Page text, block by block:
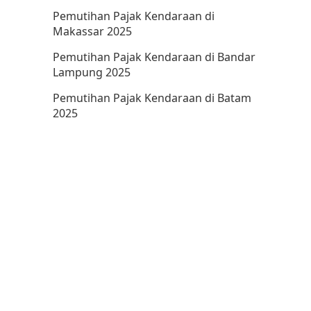
Pemutihan Pajak Kendaraan di
Makassar 2025
Pemutihan Pajak Kendaraan di Bandar
Lampung 2025
Pemutihan Pajak Kendaraan di Batam
2025